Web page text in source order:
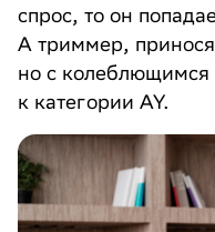
спрос, то он
А триммер,
но с колеблющимся
к категории AY.